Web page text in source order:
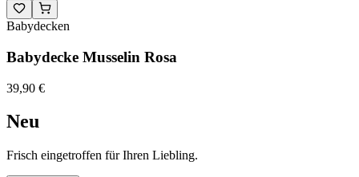
Babydecken
Babydecke Musselin Rosa
39,90 €
Neu
Frisch eingetroffen für Ihren Liebling.